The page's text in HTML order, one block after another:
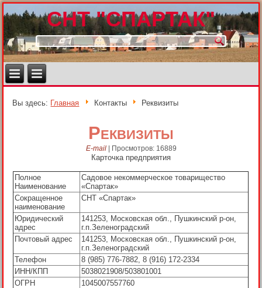
СНТ "СПАРТАК"
Вы здесь: Главная Контакты Реквизиты
Реквизиты
E-mail | Просмотров: 16889
Карточка предприятия
Полное
Наименование
Садовое некоммерческое товарищество
«Спартак»
Сокращенное
наименование
СНТ «Спартак»
Юридический
адрес
141253, Московская обл., Пушкинский р-он,
г.п.Зеленоградский
Почтовый адрес
141253, Московская обл., Пушкинский р-он,
г.п.Зеленоградский
Телефон
8 (985) 776-7882, 8 (916) 172-2334
ИНН/КПП
5038021908/503801001
ОГРН
1045007557760